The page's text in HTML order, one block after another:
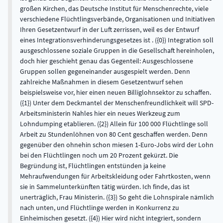
großen Kirchen, das Deutsche Institut für Menschenrechte, viele
verschiedene Flüchtlingsverbände, Organisationen und Initiativen
Ihren Gesetzentwurf in der Luft zerrissen, weil es der Entwurf
eines Integrationsverhinderungsgesetzes ist . ({0}) Integration soll
ausgeschlossene soziale Gruppen in die Gesellschaft hereinholen,
doch hier geschieht genau das Gegenteil: Ausgeschlossene
Gruppen sollen gegeneinander ausgespielt werden. Denn
zahlreiche Maßnahmen in diesem Gesetzentwurf sehen
beispielsweise vor, hier einen neuen Billiglohnsektor zu schaffen.
({1}) Unter dem Deckmantel der Menschenfreundlichkeit will SPD-
Arbeitsministerin Nahles hier ein neues Werkzeug zum
Lohndumping etablieren. ({2}) Allein für 100 000 Flüchtlinge soll
Arbeit zu Stundenlöhnen von 80 Cent geschaffen werden. Denn
gegenüber den ohnehin schon miesen 1-Euro-Jobs wird der Lohn
bei den Flüchtlingen noch um 20 Prozent gekürzt. Die
Begründung ist, Flüchtlingen entstünden ja keine
Mehraufwendungen für Arbeitskleidung oder Fahrtkosten, wenn
sie in Sammelunterkünften tätig würden. Ich finde, das ist
unerträglich, Frau Ministerin. ({3}) So geht die Lohnspirale nämlich
nach unten, und Flüchtlinge werden in Konkurrenz zu
Einheimischen gesetzt. ({4}) Hier wird nicht integriert, sondern